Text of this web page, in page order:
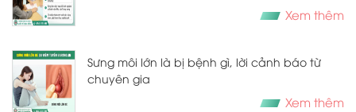
Xem thêm
Sưng môi lớn là bị bệnh gì, lời cảnh báo từ
chuyên gia
Xem thêm